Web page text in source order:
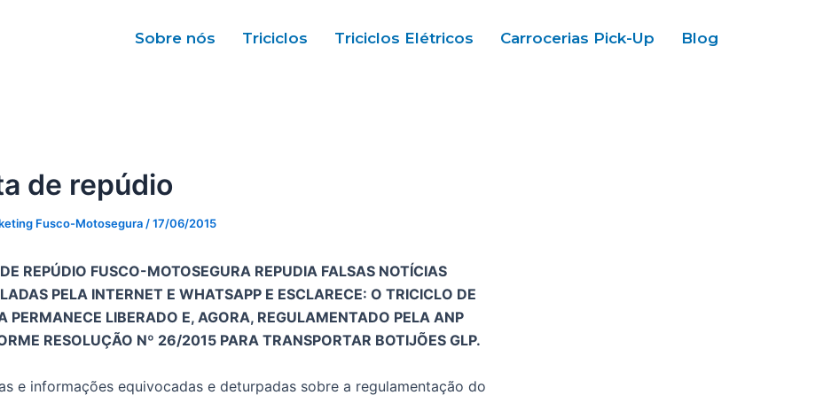
Sobre nós Triciclos Triciclos Elétricos Carrocerias Pick-Up Blog
de repúdio
Fusco-Motosegura /17/06/2015
REPÚDIO FUSCO-MOTOSEGURA REPUDIA FALSAS NOTÍCIAS
PELA INTERNET E WHATSAPP E ESCLARECE: O TRICICLO DE
PERMANECE LIBERADO E, AGORA, REGULAMENTADO PELA ANP
RESOLUÇÃO Nº 26/2015 PARA TRANSPORTAR BOTIJÕES GLP.
e informações equivocadas e deturpadas sobre a regulamentação do